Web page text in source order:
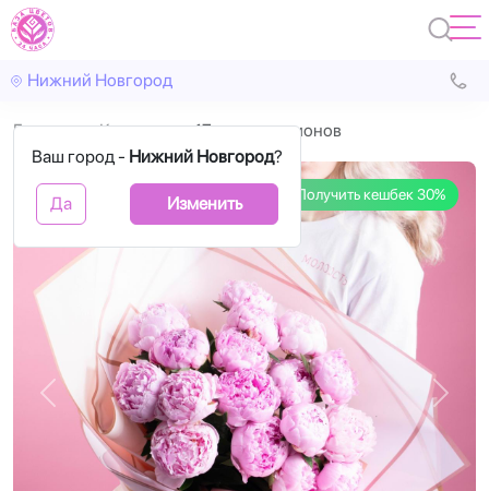
Нижний Новгород
Ваш город - Нижний Новгород?
Да Изменить
Главная Корзины 17 розовых пионов
Получить кешбек 30%
Назад